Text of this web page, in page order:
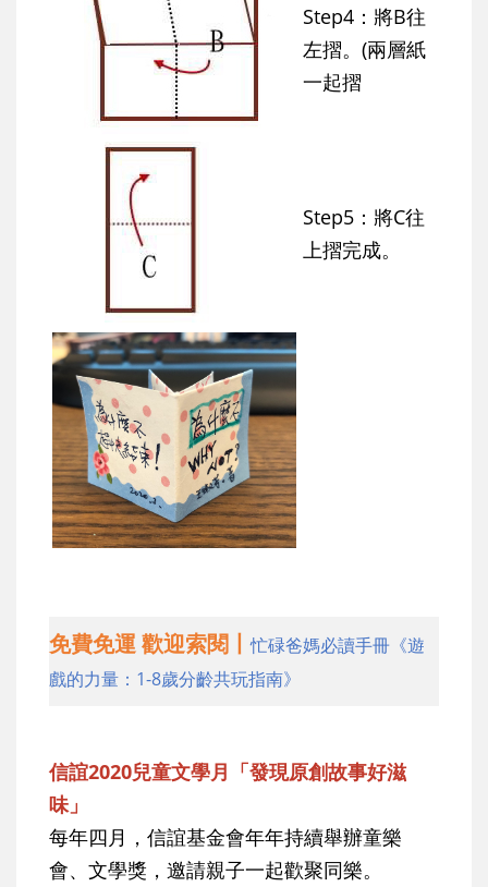
Step4：將B往
左摺。(兩層紙
一起摺
Step5：將C往
上摺完成。
免費免運 歡迎索閱丨忙碌爸媽必讀手冊《遊
戲的力量：1-8歲分齡共玩指南》
信誼2020兒童文學月「發現原創故事好滋
味」
每年四月，信誼基金會年年持續舉辦童樂
會、文學獎，邀請親子一起歡聚同樂。